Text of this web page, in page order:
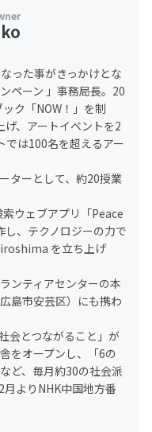
った事がきっかけとな
ペーン 」事務局長。20
ク「NOW！」を制
げ、アートイベントを2
では100名を超えるアー
ターとして、約20授業
ウェブアプリ「Peace
、テクノロジーの力で
を立ち上げ
ンティアセンターの本
島市安芸区）にも携わ
会とつながること」が
をオープンし、「6の
ど、毎月約30の社会派
よりNHK中国地方番